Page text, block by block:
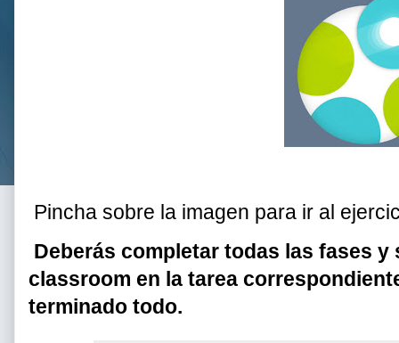
Pincha sobre la imagen para ir al
Deberás completar todas las fases
classroom en la tarea
terminado todo.